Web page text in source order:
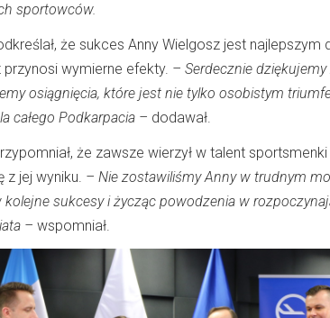
sportowców.
że sukces Anny Wielgosz jest najlepszym
wymierne efekty. – Serdecznie dziękujemy
osiągnięcia, które jest nie tylko osobistym
całego Podkarpacia – dodawał.
że zawsze wierzył w talent
z jej wyniku. – Nie zostawiliśmy Anny w trudnym
kolejne sukcesy i życząc powodzenia w
– wspomniał.